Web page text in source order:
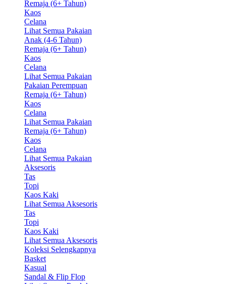
Remaja (6+ Tahun)
Kaos
Celana
Lihat Semua Pakaian
Anak (4-6 Tahun)
Remaja (6+ Tahun)
Kaos
Celana
Lihat Semua Pakaian
Pakaian Perempuan
Remaja (6+ Tahun)
Kaos
Celana
Lihat Semua Pakaian
Remaja (6+ Tahun)
Kaos
Celana
Lihat Semua Pakaian
Aksesoris
Tas
Topi
Kaos Kaki
Lihat Semua Aksesoris
Tas
Topi
Kaos Kaki
Lihat Semua Aksesoris
Koleksi Selengkapnya
Basket
Kasual
Sandal & Flip Flop